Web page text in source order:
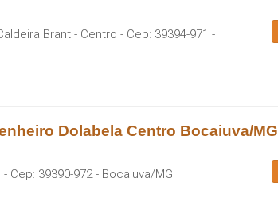
Brant - Centro - Cep: 39394-971 -
Dolabela Centro Bocaiuva/MG
- Cep: 39390-972- Bocaiuva/MG